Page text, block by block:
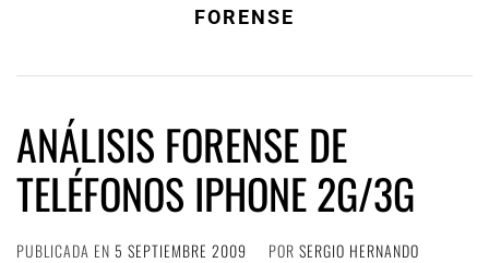
FORENSE
ANÁLISIS FORENSE DE
TELÉFONOS IPHONE 2G/3G
PUBLICADA EN 5 SEPTIEMBRE 2009 POR SERGIO HERNANDO